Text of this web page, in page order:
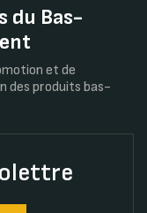
du Bas-
et de
des produits bas-